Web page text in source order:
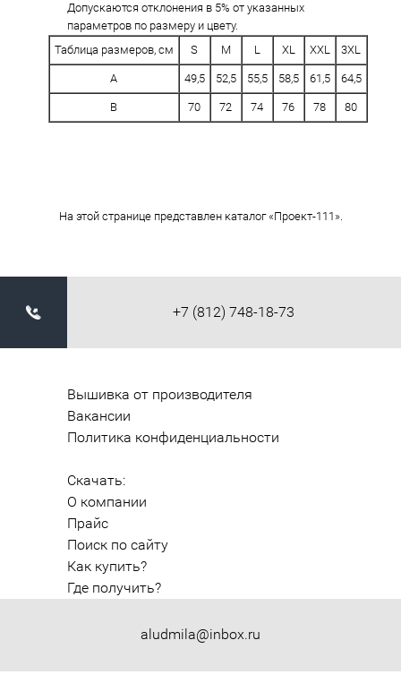
Допускаются отклонения в 5% от указанных
параметров по размеру и цвету.
Таблица размеров, см
S M L XL XXL 3XL
A 49,5 52,5 55,5 58,5 61,5 64,5
B 70 72 74 76 78 80
На этой странице представлен каталог «Проект-111».
+7 (812) 748-18-73
aludmila@inbox.ru
Вышивка от производителя
Вакансии
Политика конфиденциальности
Скачать:
О компании
Прайс
Поиск по сайту
Как купить?
Где получить?